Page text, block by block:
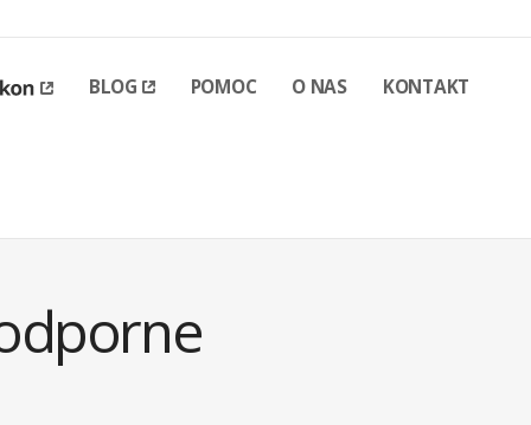
BLOG POMOC O NAS KONTAKT